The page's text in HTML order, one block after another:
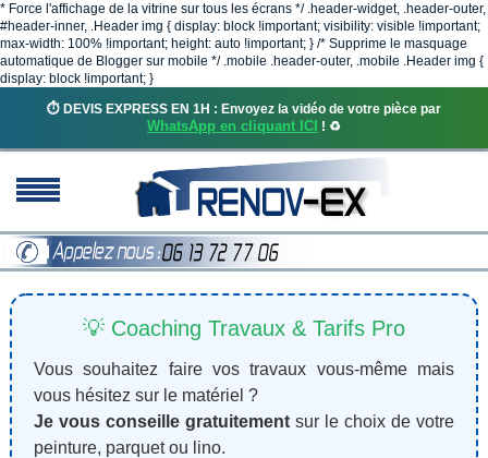
* Force l'affichage de la vitrine sur tous les écrans */ .header-widget, .header-outer,
#header-inner, .Header img { display: block !important; visibility: visible !important;
max-width: 100% !important; height: auto !important; } /* Supprime le masquage
automatique de Blogger sur mobile */ .mobile .header-outer, .mobile .Header img {
display: block !important; }
⏱️ DEVIS EXPRESS EN 1H : Envoyez la vidéo de votre pièce par
WhatsApp en cliquant ICI ! ♻️
💡 Coaching Travaux & Tarifs Pro
Vous souhaitez faire vos travaux vous-même mais
vous hésitez sur le matériel ?
Je vous conseille gratuitementsur le choix de votre
peinture, parquet ou lino.